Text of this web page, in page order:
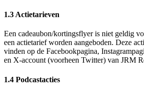
1.3 Actietarieven
Een cadeaubon/kortingsflyer is niet geldig
een actietarief worden aangeboden. Deze
vinden op de Facebookpagina,
en X-account (voorheen Twitter) van JRM
1.4 Podcastacties